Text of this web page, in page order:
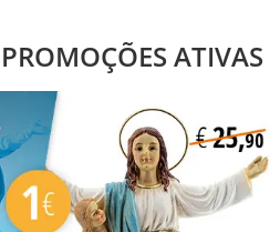
ATIVAS